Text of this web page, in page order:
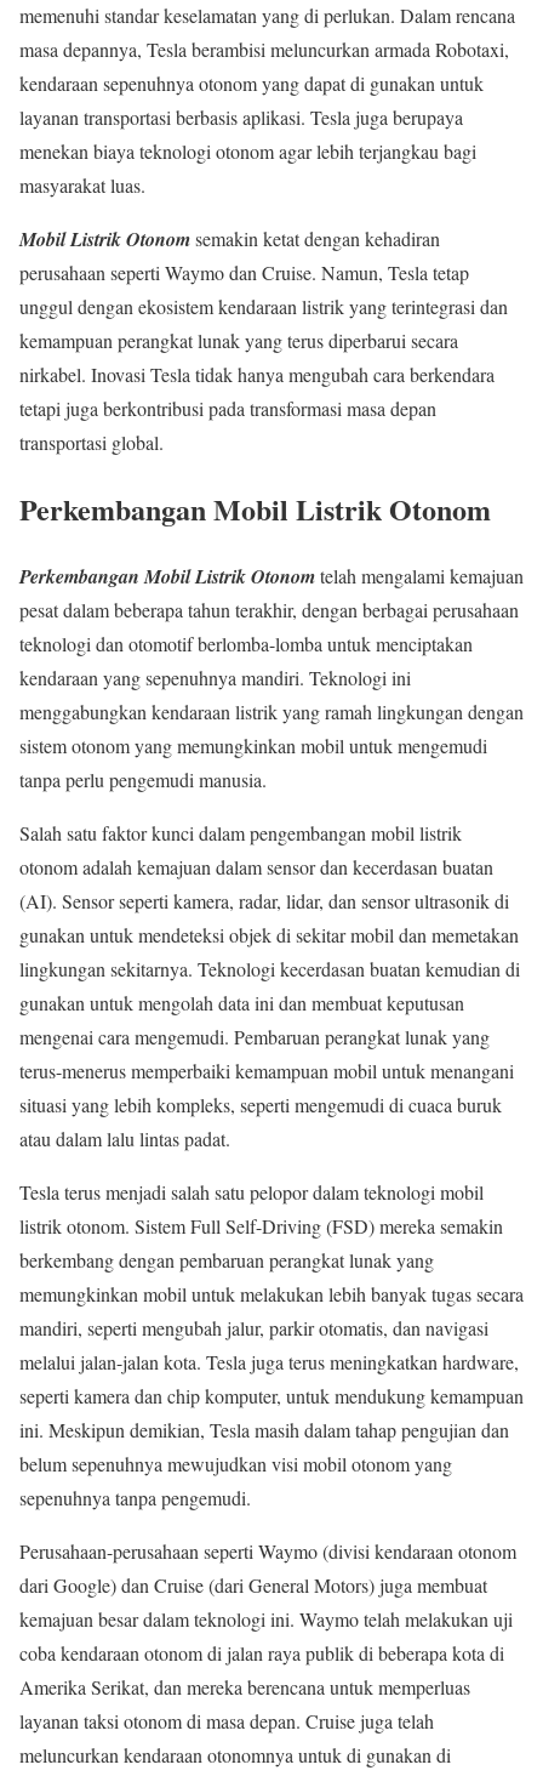
memenuhi standar keselamatan yang di perlukan. Dalam rencana
masa depannya, Tesla berambisi meluncurkan armada Robotaxi,
kendaraan sepenuhnya otonom yang dapat di gunakan untuk
layanan transportasi berbasis aplikasi. Tesla juga berupaya
menekan biaya teknologi otonom agar lebih terjangkau bagi
masyarakat luas.
Mobil Listrik Otonomsemakin ketat dengan kehadiran
perusahaan seperti Waymo dan Cruise. Namun, Tesla tetap
unggul dengan ekosistem kendaraan listrik yang terintegrasi dan
kemampuan perangkat lunak yang terus diperbarui secara
nirkabel. Inovasi Tesla tidak hanya mengubah cara berkendara
tetapi juga berkontribusi pada transformasi masa depan
transportasi global.
Perkembangan Mobil Listrik Otonom
Perkembangan Mobil Listrik Otonomtelah mengalami kemajuan
pesat dalam beberapa tahun terakhir, dengan berbagai perusahaan
teknologi dan otomotif berlomba-lomba untuk menciptakan
kendaraan yang sepenuhnya mandiri. Teknologi ini
menggabungkan kendaraan listrik yang ramah lingkungan dengan
sistem otonom yang memungkinkan mobil untuk mengemudi
tanpa perlu pengemudi manusia.
Salah satu faktor kunci dalam pengembangan mobil listrik
otonom adalah kemajuan dalam sensor dan kecerdasan buatan
(AI). Sensor seperti kamera, radar, lidar, dan sensor ultrasonik di
gunakan untuk mendeteksi objek di sekitar mobil dan memetakan
lingkungan sekitarnya. Teknologi kecerdasan buatan kemudian di
gunakan untuk mengolah data ini dan membuat keputusan
mengenai cara mengemudi. Pembaruan perangkat lunak yang
terus-menerus memperbaiki kemampuan mobil untuk menangani
situasi yang lebih kompleks, seperti mengemudi di cuaca buruk
atau dalam lalu lintas padat.
Tesla terus menjadi salah satu pelopor dalam teknologi mobil
listrik otonom. Sistem Full Self-Driving (FSD) mereka semakin
berkembang dengan pembaruan perangkat lunak yang
memungkinkan mobil untuk melakukan lebih banyak tugas secara
mandiri, seperti mengubah jalur, parkir otomatis, dan navigasi
melalui jalan-jalan kota. Tesla juga terus meningkatkan hardware,
seperti kamera dan chip komputer, untuk mendukung kemampuan
ini. Meskipun demikian, Tesla masih dalam tahap pengujian dan
belum sepenuhnya mewujudkan visi mobil otonom yang
sepenuhnya tanpa pengemudi.
Perusahaan-perusahaan seperti Waymo (divisi kendaraan otonom
dari Google) dan Cruise (dari General Motors) juga membuat
kemajuan besar dalam teknologi ini. Waymo telah melakukan uji
coba kendaraan otonom di jalan raya publik di beberapa kota di
Amerika Serikat, dan mereka berencana untuk memperluas
layanan taksi otonom di masa depan. Cruise juga telah
meluncurkan kendaraan otonomnya untuk di gunakan di